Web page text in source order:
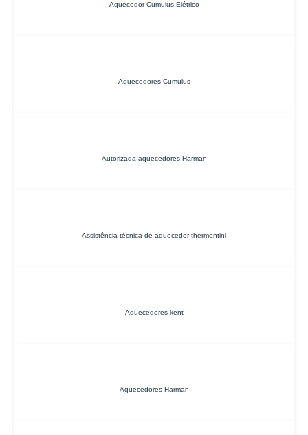
Aquecedor Cumulus Elétrico
Aquecedores Cumulus
Autorizada aquecedores Harman
Assistência técnica de aquecedor thermontini
Aquecedores kent
Aquecedores Harman